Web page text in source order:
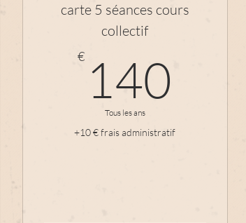
carte 5 séances cours
collectif
€ 140
Tous les ans
+10 € frais administratif